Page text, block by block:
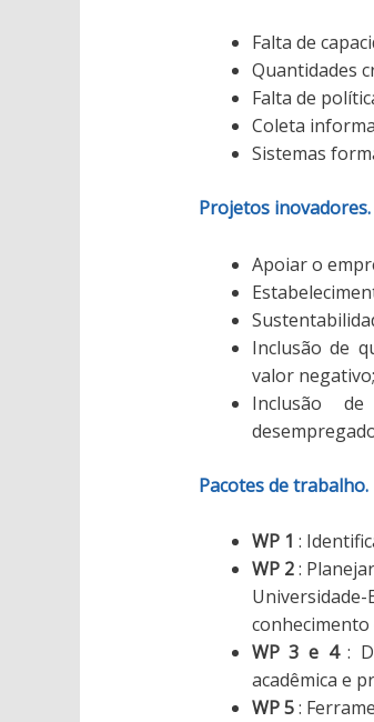
Falta de
Quantidades
Falta de
Coleta
Sistemas
Projetos inovadores.
Apoiar o
Inclusão de
valor negativo;
Inclusão
Pacotes de trabalho.
WP 1 :
WP 2:
conhecimento
WP 3 e 4:
acadêmica e
WP 5: